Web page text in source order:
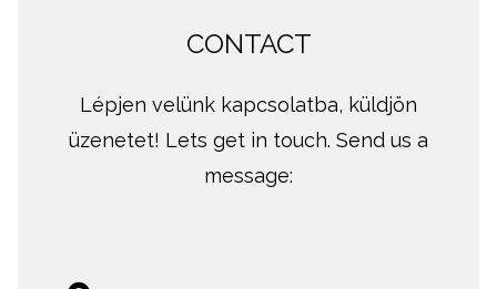
CONTACT
Lépjen velünk kapcsolatba, küldjön
üzenetet! Lets get in touch. Send us a
message: